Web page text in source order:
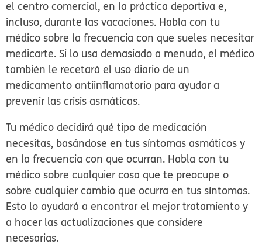
el centro comercial, en la práctica deportiva e,
incluso, durante las vacaciones. Habla con tu
médico sobre la frecuencia con que sueles necesitar
medicarte. Si lo usa demasiado a menudo, el médico
también le recetará el uso diario de un
medicamento antiinflamatorio para ayudar a
prevenir las crisis asmáticas.
Tu médico decidirá qué tipo de medicación
necesitas, basándose en tus síntomas asmáticos y
en la frecuencia con que ocurran. Habla con tu
médico sobre cualquier cosa que te preocupe o
sobre cualquier cambio que ocurra en tus síntomas.
Esto lo ayudará a encontrar el mejor tratamiento y
a hacer las actualizaciones que considere
necesarias.